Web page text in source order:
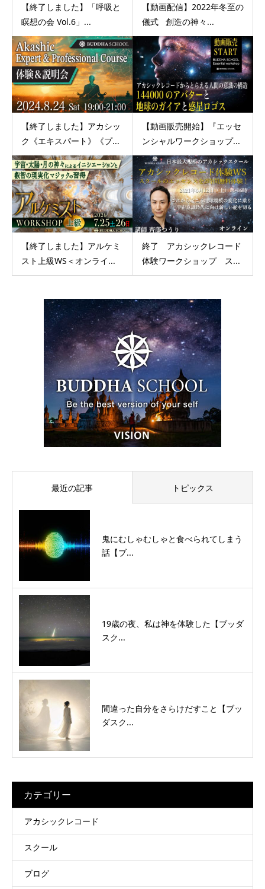
【終了しました】「呼吸と
瞑想の会 Vol.6」...
【動画配信】2022年冬至の
儀式 創造の神々...
【終了しました】アカシッ
ク《エキスパート》《プ...
【動画販売開始】『エッセ
ンシャルワークショップ...
【終了しました】アルケミ
スト上級WS＜オンライ...
終了 アカシックレコード
体験ワークショップ ス...
最近の記事 トピックス
鬼にむしゃむしゃと食べられてしまう
話【ブ...
19歳の夜、私は神を体験した【ブッダ
スク...
間違った自分をさらけだすこと【ブッ
ダスク...
カテゴリー
アカシックレコード
スクール
ブログ